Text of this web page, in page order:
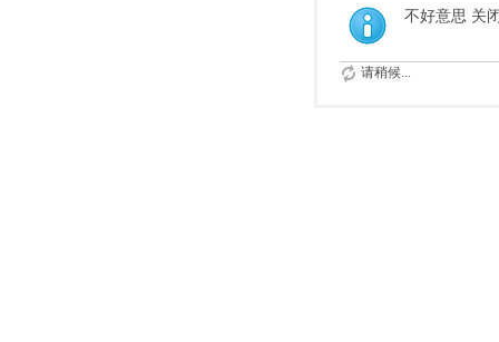
不好意思 关
请稍候...